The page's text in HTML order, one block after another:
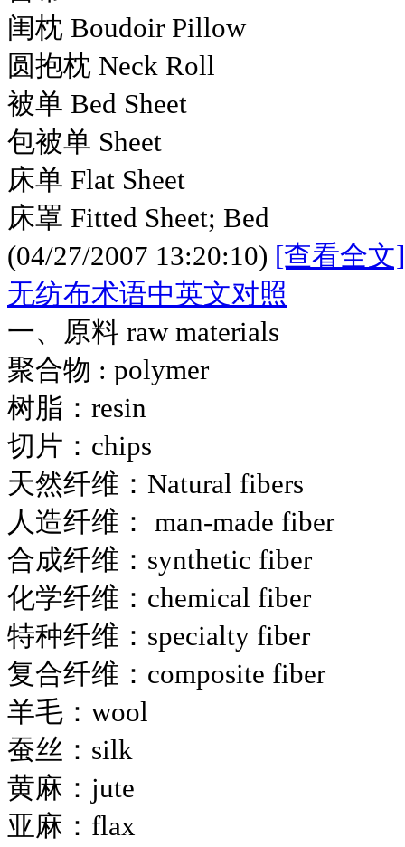
闺枕 Boudoir Pillow
圆抱枕 Neck Roll
被单 Bed Sheet
包被单 Sheet
床单 Flat Sheet
床罩 Fitted Sheet; Bed
(04/27/2007 13:20:10) [查看全文]
无纺布术语中英文对照
一、原料 raw materials
聚合物 : polymer
树脂：resin
切片：chips
天然纤维：Natural fibers
人造纤维： man-made fiber
合成纤维：synthetic fiber
化学纤维：chemical fiber
特种纤维：specialty fiber
复合纤维：composite fiber
羊毛：wool
蚕丝：silk
黄麻：jute
亚麻：flax